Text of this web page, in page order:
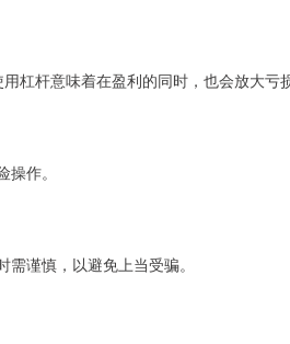
杠杆意味着在盈利的同时，也会放大亏损
作。
谨慎，以避免上当受骗。